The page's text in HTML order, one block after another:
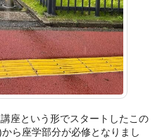
座という形でスタートしたこの
ら座学部分が必修となりまし